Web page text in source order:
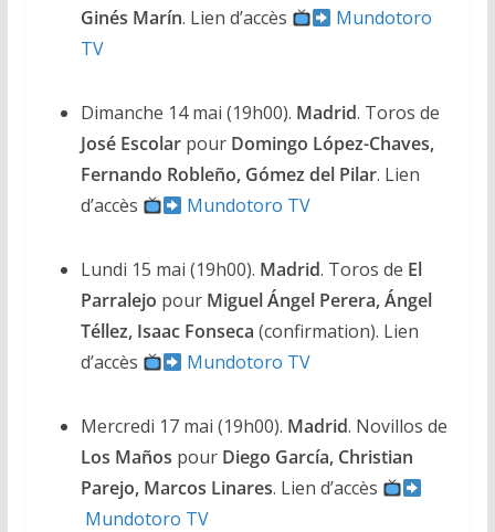
Ginés Marín. Lien d’accès
Mundotoro
TV
Dimanche 14 mai (19h00). Madrid. Toros de
José Escolarpour Domingo López-Chaves,
Fernando Robleño, Gómez del Pilar. Lien
d’accès
Mundotoro TV
Lundi 15 mai (19h00). Madrid. Toros de El
Parralejo pour Miguel Ángel Perera, Ángel
Téllez, Isaac Fonseca (confirmation). Lien
d’accès
Mundotoro TV
Mercredi 17 mai (19h00). Madrid. Novillos de
Los Maños pour Diego García, Christian
Parejo, Marcos Linares. Lien d’accès
Mundotoro TV